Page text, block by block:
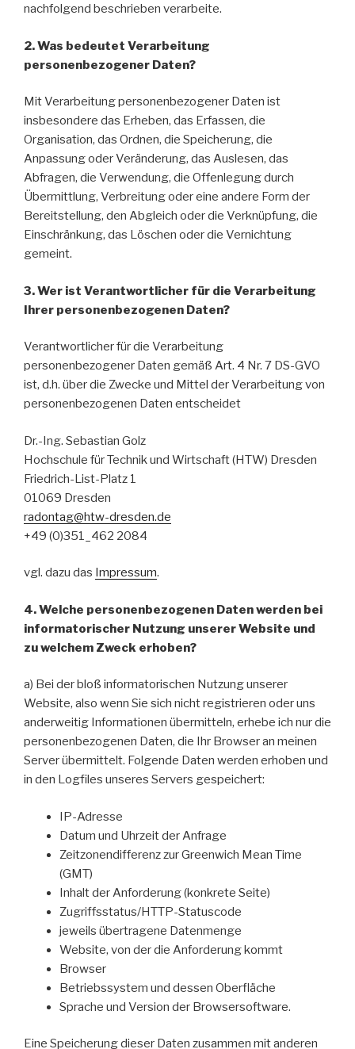
nachfolgend beschrieben verarbeite.
2. Was bedeutet Verarbeitung
personenbezogener Daten?
Mit Verarbeitung personenbezogener Daten ist
insbesondere das Erheben, das Erfassen, die
Organisation, das Ordnen, die Speicherung, die
Anpassung oder Veränderung, das Auslesen, das
Abfragen, die Verwendung, die Offenlegung durch
Übermittlung, Verbreitung oder eine andere Form der
Bereitstellung, den Abgleich oder die Verknüpfung, die
Einschränkung, das Löschen oder die Vernichtung
gemeint.
3. Wer ist Verantwortlicher für die Verarbeitung
Ihrer personenbezogenen Daten?
Verantwortlicher für die Verarbeitung
personenbezogener Daten gemäß Art. 4 Nr. 7 DS-GVO
ist, d.h. über die Zwecke und Mittel der Verarbeitung von
personenbezogenen Daten entscheidet
Dr.-Ing. Sebastian Golz
Hochschule für Technik und Wirtschaft (HTW) Dresden
Friedrich-List-Platz 1
01069 Dresden
radontag@htw-dresden.de
+49 (0)351_462 2084
vgl. dazu das Impressum.
4. Welche personenbezogenen Daten werden bei
informatorischer Nutzung unserer Website und
zu welchem Zweck erhoben?
a) Bei der bloß informatorischen Nutzung unserer
Website, also wenn Sie sich nicht registrieren oder uns
anderweitig Informationen übermitteln, erhebe ich nur die
personenbezogenen Daten, die Ihr Browser an meinen
Server übermittelt. Folgende Daten werden erhoben und
in den Logfiles unseres Servers gespeichert:
IP-Adresse
Datum und Uhrzeit der Anfrage
Zeitzonendifferenz zur Greenwich Mean Time
(GMT)
Inhalt der Anforderung (konkrete Seite)
Zugriffsstatus/HTTP-Statuscode
jeweils übertragene Datenmenge
Website, von der die Anforderung kommt
Browser
Betriebssystem und dessen Oberfläche
Sprache und Version der Browsersoftware.
Eine Speicherung dieser Daten zusammen mit anderen